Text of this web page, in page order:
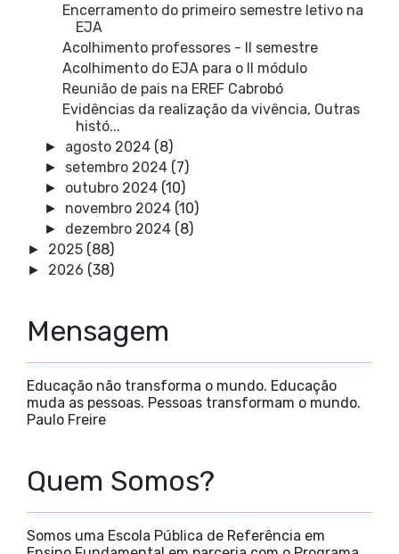
Encerramento do primeiro semestre letivo na
EJA
Acolhimento professores - II semestre
Acolhimento do EJA para o II módulo
Reunião de pais na EREF Cabrobó
Evidências da realização da vivência, Outras
histó...
► agosto 2024 (8)
► setembro 2024 (7)
► outubro 2024 (10)
► novembro 2024 (10)
► dezembro 2024 (8)
► 2025 (88)
► 2026 (38)
Mensagem
Educação não transforma o mundo. Educação
muda as pessoas. Pessoas transformam o mundo.
Paulo Freire
Quem Somos?
Somos uma Escola Pública de Referência em